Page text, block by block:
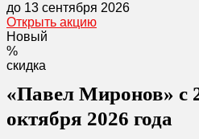
до 13 сентября 2026
Открыть акцию
Новый
%
скидка
«Павел Миронов» с
октября 2026 года